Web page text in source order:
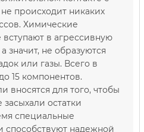
происходит никаких
Химические
в агрессивную
значит, не образуются
или газы. Всего в
15 компонентов.
вносятся для того, чтобы
остатки
специальные
надежной